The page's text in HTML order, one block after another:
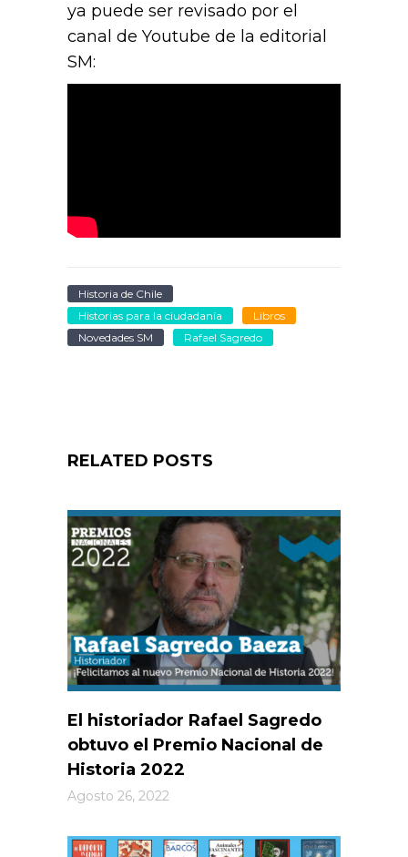
ya puede ser revisado por el
canal de Youtube de la editorial
SM:
Historia de Chile
Historias para la ciudadanía
Libros
Novedades SM
Rafael Sagredo
RELATED POSTS
El historiador Rafael Sagredo
obtuvo el Premio Nacional de
Historia 2022
Agosto 26, 2022